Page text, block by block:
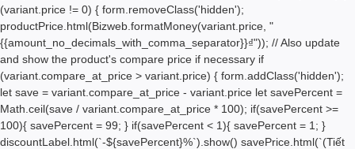
(variant.price != 0) { form.removeClass('hidden');
productPrice.html(Bizweb.formatMoney(variant.price, "
{{amount_no_decimals_with_comma_separator}}₫")); // Also update
and show the product's compare price if necessary if
(variant.compare_at_price > variant.price) { form.addClass('hidden');
let save = variant.compare_at_price - variant.price let savePercent =
Math.ceil(save / variant.compare_at_price * 100); if(savePercent >=
100){ savePercent = 99; } if(savePercent < 1){ savePercent = 1; }
discountLabel.html(`-${savePercent}%`).show() savePrice.html(`(Tiết